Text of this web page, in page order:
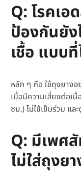
Q: โรคเอ
ป้องกันยัง
เชื้อ แบบ
หลัก ๆ คือ ใช้ถุงยางอ
เมื่อมีความเสี่ยงต่อเ
ชม.) ไม่ใช้เข็มร่วม แล
Q: มีเพศ
ไม่ใส่ถุงย